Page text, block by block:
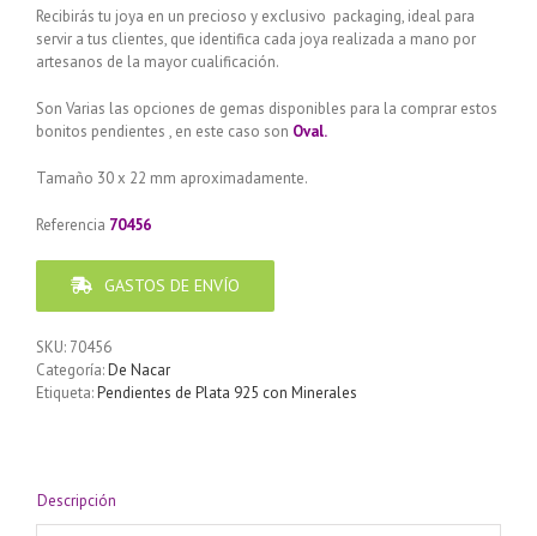
Recibirás tu joya en un precioso y exclusivo packaging, ideal para
servir a tus clientes, que identifica cada joya realizada a mano por
artesanos de la mayor cualificación.
Son Varias las opciones de gemas disponibles para la comprar estos
bonitos pendientes , en este caso son Oval.
Tamaño 30 x 22 mm aproximadamente.
Referencia 70456
GASTOS DE ENVÍO
SKU: 70456
Categoría:De Nacar
Etiqueta:Pendientes de Plata 925 con Minerales
Descripción